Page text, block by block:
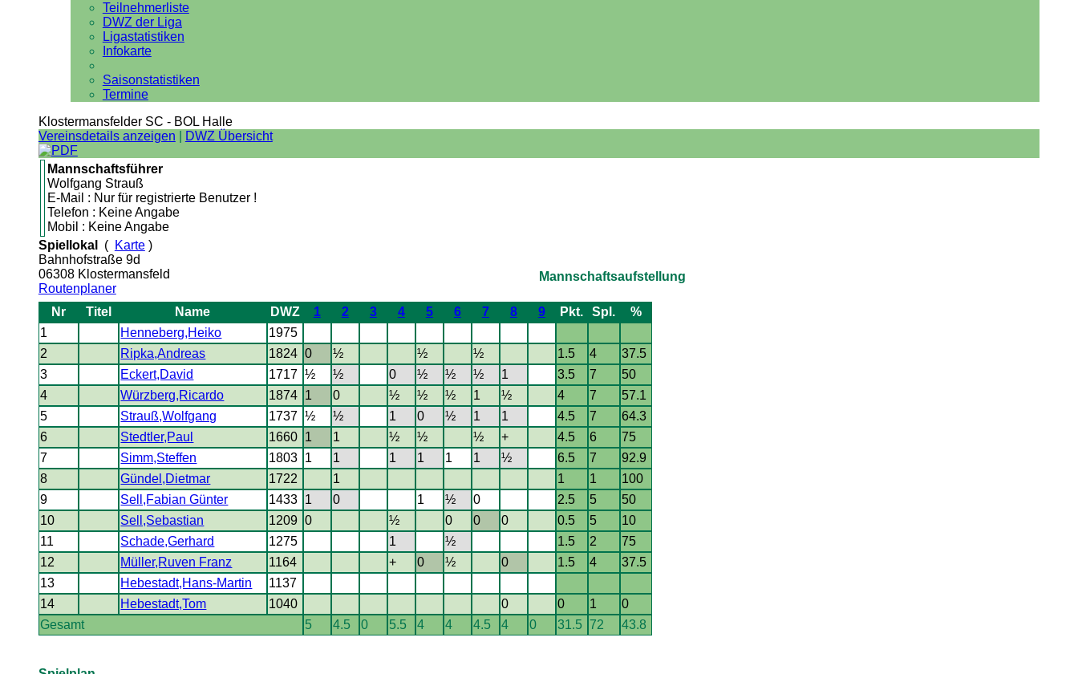
Teilnehmerliste
DWZ der Liga
Ligastatistiken
Infokarte
Saisonstatistiken
Termine
Klostermansfelder SC - BOL Halle
Vereinsdetails anzeigen
DWZ Übersicht
Mannschaftsführer
Wolfgang Strauß
E-Mail : Nur für registrierte Benutzer !
Telefon : Keine Angabe
Mobil : Keine Angabe
Spiellokal
( Karte)
Bahnhofstraße 9d
06308 Klostermansfeld
Routenplaner
Mannschaftsaufstellung
Nr Titel Name DWZ 1 2 3 4 5 6 7 8 9 Pkt. Spl.
%
1
Henneberg,Heiko
1975
2
Ripka,Andreas 1824 0 ½ ½ ½ 1.5 4
37.5
3
Eckert,David 1717 ½ ½ 0 ½ ½ ½ 1 3.5 7
50
4
Würzberg,Ricardo 1874 1 0 ½ ½ ½ 1 ½ 4 7
57.1
5
Strauß,Wolfgang 1737 ½ ½ 1 0 ½ 1 1 4.5 7
64.3
6
Stedtler,Paul 1660 1 1 ½ ½ ½ + 4.5 6
75
7
Simm,Steffen 1803 1 1 1 1 1 1 ½ 6.5 7
92.9
8
Gündel,Dietmar 1722 1 1 1
100
9
Sell,Fabian Günter 1433 1 0 1 ½ 0 2.5 5
50
10
Sell,Sebastian 1209 0 ½ 0 0 0 0.5 5
10
11
Schade,Gerhard 1275 1 ½ 1.5 2
75
12
Müller,Ruven Franz 1164 + 0 ½ 0 1.5 4
37.5
13
Hebestadt,Hans-Martin
1137
14
Hebestadt,Tom 1040 0 0 1
0
Gesamt
5 4.5 0 5.5 4 4 4.5 4 0 31.5 72 43.8